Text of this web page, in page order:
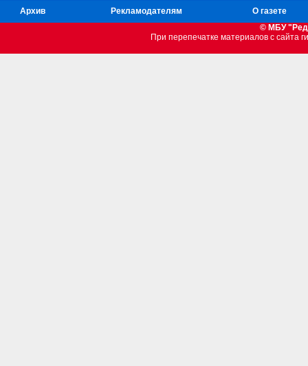
Архив Рекламодателям
О газете
© МБУ
При перепечатке материалов c сайта